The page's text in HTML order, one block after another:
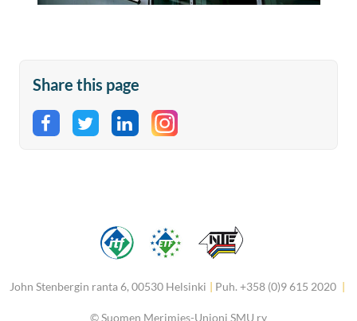
Share this page
Share on Facebook
Share on Twitter
Share on LinkedIn
John Stenbergin ranta 6, 00530 Helsinki Puh. +358 (0)9 615 2020
©Suomen Merimies-Unioni SMU ry